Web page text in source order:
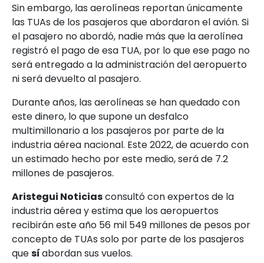
Sin embargo, las aerolíneas reportan únicamente
las TUAs de los pasajeros que abordaron el avión. Si
el pasajero no abordó, nadie más que la aerolínea
registró el pago de esa TUA, por lo que ese pago no
será entregado a la administración del aeropuerto
ni será devuelto al pasajero.
Durante años, las aerolíneas se han quedado con
este dinero, lo que supone un desfalco
multimillonario a los pasajeros por parte de la
industria aérea nacional. Este 2022, de acuerdo con
un estimado hecho por este medio, será de 7.2
millones de pasajeros.
Aristegui Noticiasconsultó con expertos de la
industria aérea y estima que los aeropuertos
recibirán este año 56 mil 549 millones de pesos por
concepto de TUAs solo por parte de los pasajeros
quesíabordan sus vuelos.